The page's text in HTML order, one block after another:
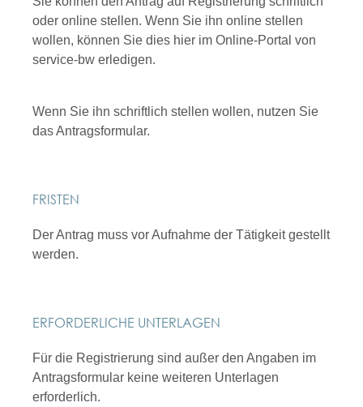
oder online stellen. Wenn Sie ihn online stellen
wollen, können Sie dies hier im Online-Portal von
service-bw erledigen.
Wenn Sie ihn schriftlich stellen wollen, nutzen Sie
das Antragsformular.
FRISTEN
Der Antrag muss vor Aufnahme der Tätigkeit gestellt
werden.
ERFORDERLICHE UNTERLAGEN
Für die Registrierung sind außer den Angaben im
Antragsformular keine weiteren Unterlagen
erforderlich.